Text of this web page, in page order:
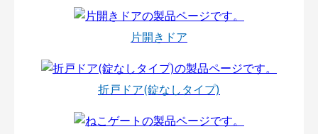
片開きドア
折戸ドア(錠なしタイプ)